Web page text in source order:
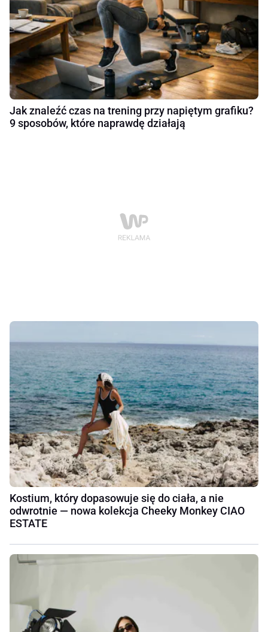
Jak znaleźć czas na trening przy napiętym grafiku?
9 sposobów, które naprawdę działają
Kostium, który dopasowuje się do ciała, a nie
odwrotnie — nowa kolekcja Cheeky Monkey CIAO
ESTATE